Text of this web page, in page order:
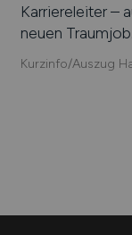
Karriereleiter –
neuen Traumjob.
Kurzinfo/Auszug